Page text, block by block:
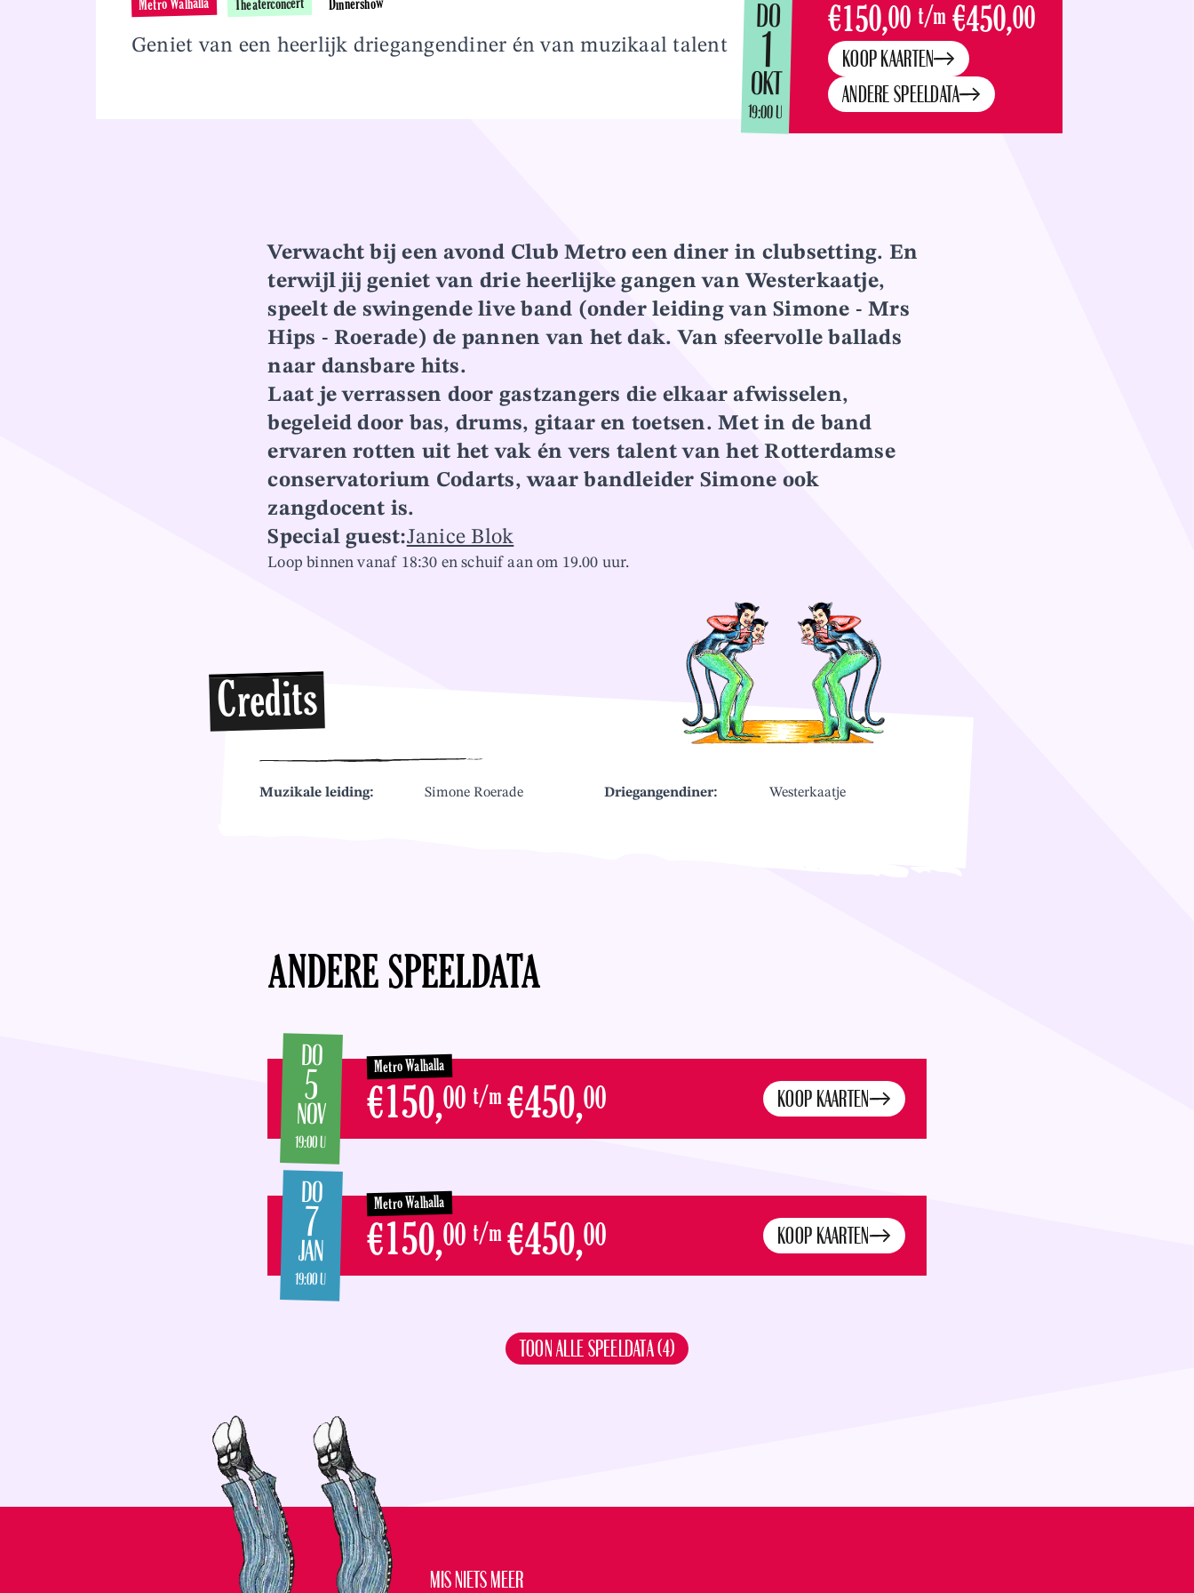
Overslaan en naar inhoud gaan
Metro Walhalla Theaterconcert Dinnershow
Geniet van een heerlijk driegangendiner én van muzikaal talent
DO
1
OKT
19:00 U
€150,00 t/m €450,00
KOOP KAARTEN
ANDERE SPEELDATA
Verwacht bij een avond Club Metro een diner in clubsetting. En
terwijl jij geniet van drie heerlijke gangen van Westerkaatje,
speelt de swingende live band (onder leiding vanSimone - Mrs
Hips - Roerade) de pannen van het dak. Van sfeervolle ballads
naar dansbare hits.
Laat je verrassen door gastzangers die elkaar afwisselen,
begeleid door bas, drums, gitaar en toetsen. Met in de band
ervaren rotten uit het vak én vers talent van het Rotterdamse
conservatorium Codarts, waar bandleider Simone ook
zangdocent is.
Special guest:Janice Blok
Loop binnen vanaf 18:30 en schuif aan om 19.00 uur.
Credits
Muzikale leiding: Simone Roerade Driegangendiner: Westerkaatje
ANDERE SPEELDATA
DO
5
NOV
19:00 U
Metro Walhalla
€150,00 t/m €450,00 KOOP KAARTEN
DO
7
JAN
19:00 U
Metro Walhalla
€150,00 t/m €450,00 KOOP KAARTEN
TOON ALLE SPEELDATA (4)
CLUB METRO:
DINNERSHOW MET LIVE
Mis niets meer